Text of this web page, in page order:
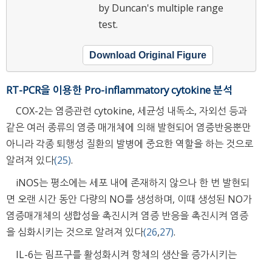
by Duncan's multiple range
test.
Download Original Figure
RT-PCR을 이용한 Pro-inflammatory cytokine 분석
COX-2는 염증관련 cytokine, 세균성 내독소, 자외선 등과
같은 여러 종류의 염증 매개체에 의해 발현되어 염증반응뿐만
아니라 각종 퇴행성 질환의 발병에 중요한 역할을 하는 것으로
알려져 있다(25).
iNOS는 평소에는 세포 내에 존재하지 않으나 한 번 발현되
면 오랜 시간 동안 다량의 NO를 생성하며, 이때 생성된 NO가
염증매개체의 생합성을 촉진시켜 염증 반응을 촉진시켜 염증
을 심화시키는 것으로 알려져 있다(26,27).
IL-6는 림프구를 활성화시켜 항체의 생산을 증가시키는